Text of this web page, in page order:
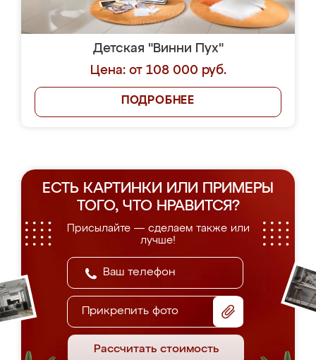
Детская "Винни Пух"
Цена: от 108 000 руб.
ПОДРОБНЕЕ
ЕСТЬ КАРТИНКИ ИЛИ ПРИМЕРЫ
ТОГО, ЧТО НРАВИТСЯ?
Присылайте — сделаем также или
лучше!
Прикрепить фото
Рассчитать стоимость